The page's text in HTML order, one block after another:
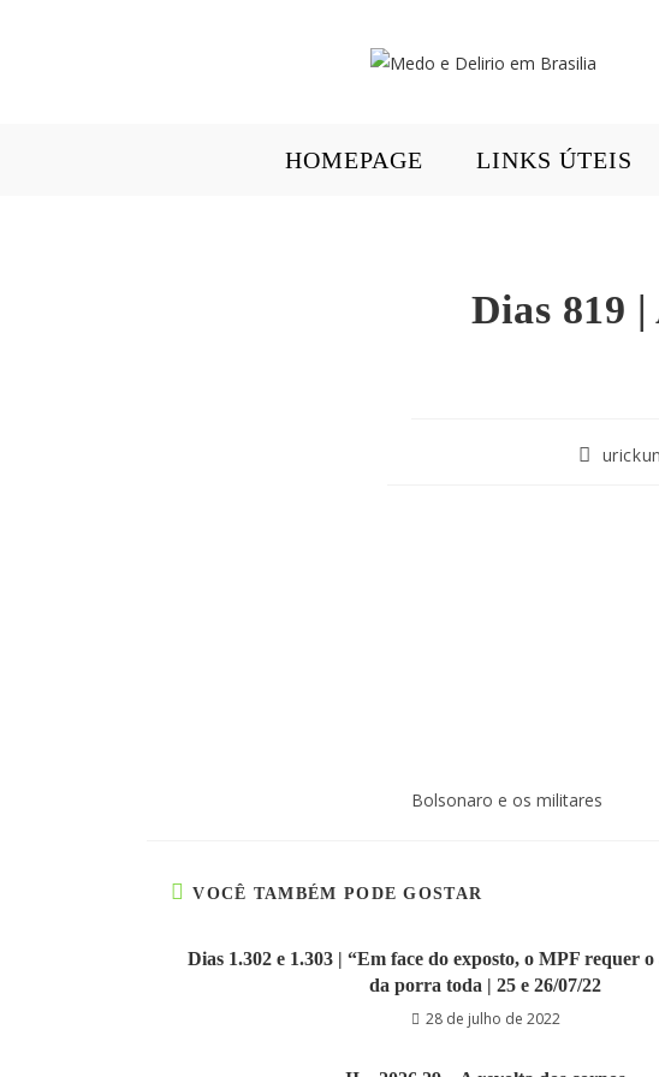
HOMEPAGE LINKS ÚTEIS
Dias 819
Bolsonaro e os militares
VOCÊ TAMBÉM PODE GOSTAR
Dias 1.302 e 1.303 | “Em face do exposto, o MPF requer
da porra toda | 25 e 26/07/22
28 de julho de 2022